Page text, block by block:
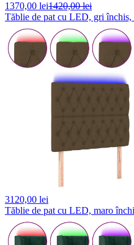
1370,00 lei1420,00 lei
Tăblie de pat cu LED, gri
3120,00 lei
Tăblie de pat cu LED, maro